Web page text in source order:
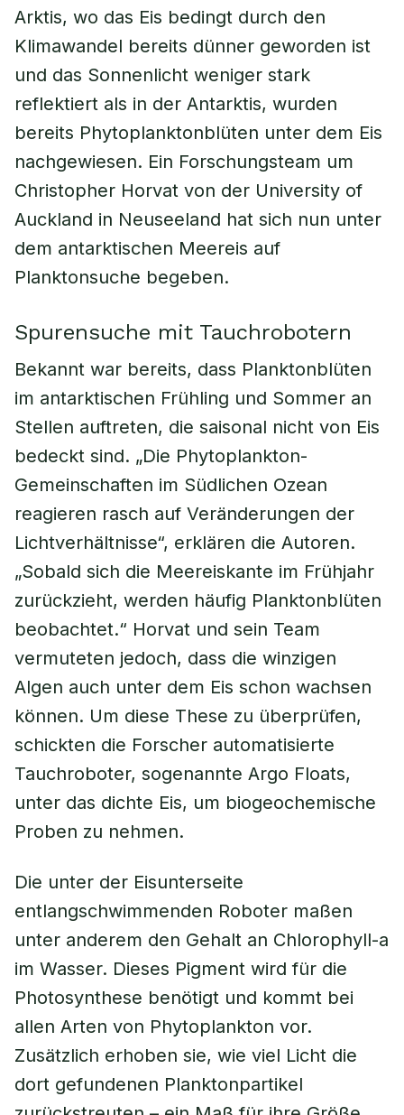
Arktis, wo das Eis bedingt durch den
Klimawandel bereits dünner geworden ist
und das Sonnenlicht weniger stark
reflektiert als in der Antarktis, wurden
bereits Phytoplanktonblüten unter dem Eis
nachgewiesen. Ein Forschungsteam um
Christopher Horvat von der University of
Auckland in Neuseeland hat sich nun unter
dem antarktischen Meereis auf
Planktonsuche begeben.
Spurensuche mit Tauchrobotern
Bekannt war bereits, dass Planktonblüten
im antarktischen Frühling und Sommer an
Stellen auftreten, die saisonal nicht von Eis
bedeckt sind. „Die Phytoplankton-
Gemeinschaften im Südlichen Ozean
reagieren rasch auf Veränderungen der
Lichtverhältnisse“, erklären die Autoren.
„Sobald sich die Meereiskante im Frühjahr
zurückzieht, werden häufig Planktonblüten
beobachtet.“ Horvat und sein Team
vermuteten jedoch, dass die winzigen
Algen auch unter dem Eis schon wachsen
können. Um diese These zu überprüfen,
schickten die Forscher automatisierte
Tauchroboter, sogenannte Argo Floats,
unter das dichte Eis, um biogeochemische
Proben zu nehmen.
Die unter der Eisunterseite
entlangschwimmenden Roboter maßen
unter anderem den Gehalt an Chlorophyll-a
im Wasser. Dieses Pigment wird für die
Photosynthese benötigt und kommt bei
allen Arten von Phytoplankton vor.
Zusätzlich erhoben sie, wie viel Licht die
dort gefundenen Planktonpartikel